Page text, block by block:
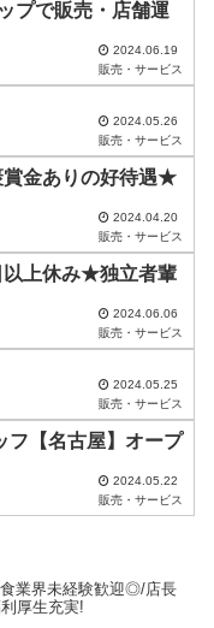
プで販売・店舗運
2024.06.19
販売・サービス
2024.05.26
販売・サービス
賞金ありの好待遇★
2024.04.20
販売・サービス
上休み★独立者輩
2024.06.06
販売・サービス
2024.05.25
販売・サービス
フ【名古屋】オープ
2024.05.22
販売・サービス
食業界未経験歓迎◎/店長
厚生充実!